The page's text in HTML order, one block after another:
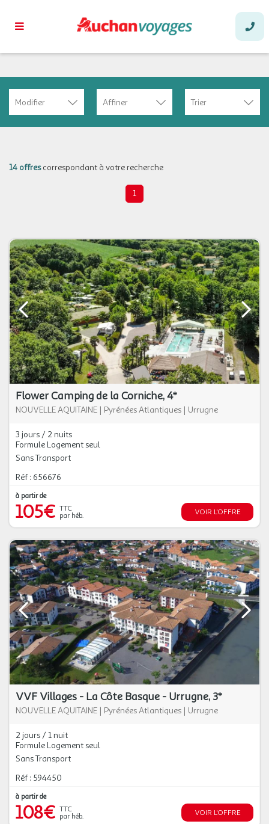
Modifier Affiner Trier
14 offrescorrespondant à votre recherche
1
Flower Camping de la Corniche, 4*
NOUVELLE AQUITAINE | Pyrénées Atlantiques | Urrugne
3 jours / 2 nuits
Formule Logement seul
Sans Transport
Réf : 656676
à partir de
105€ TTC
par héb.
VOIR L'OFFRE
VVF Villages - La Côte Basque - Urrugne, 3*
NOUVELLE AQUITAINE | Pyrénées Atlantiques | Urrugne
2 jours / 1 nuit
Formule Logement seul
Sans Transport
Réf : 594450
à partir de
108€ TTC
par héb.
VOIR L'OFFRE